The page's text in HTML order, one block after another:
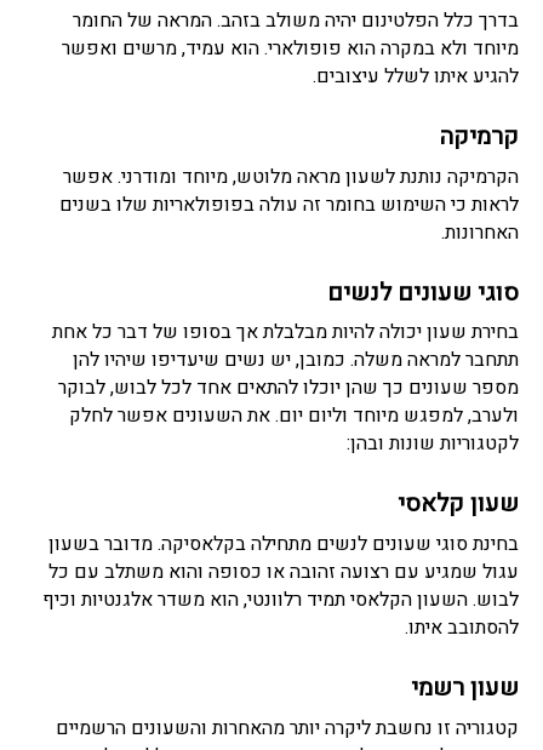
בדרך כלל הפלטינום יהיה משולב בזהב. המראה של החומר
מיוחד ולא במקרה הוא פופולארי. הוא עמיד, מרשים ואפשר
להגיע איתו לשלל עיצובים.
קרמיקה
הקרמיקה נותנת לשעון מראה מלוטש, מיוחד ומודרני. אפשר
לראות כי השימוש בחומר זה עולה בפופולאריות שלו בשנים
האחרונות.
סוגי שעונים לנשים
בחירת שעון יכולה להיות מבלבלת אך בסופו של דבר כל אחת
תתחבר למראה משלה. כמובן, יש נשים שיעדיפו שיהיו להן
מספר שעונים כך שהן יוכלו להתאים אחד לכל לבוש, לבוקר
ולערב, למפגש מיוחד וליום יום. את השעונים אפשר לחלק
לקטגוריות שונות ובהן:
שעון קלאסי
בחינת סוגי שעונים לנשים מתחילה בקלאסיקה. מדובר בשעון
עגול שמגיע עם רצועה זהובה או כסופה והוא משתלב עם כל
לבוש. השעון הקלאסי תמיד רלוונטי, הוא משדר אלגנטיות וכיף
להסתובב איתו.
שעון רשמי
קטגוריה זו נחשבת ליקרה יותר מהאחרות והשעונים הרשמיים